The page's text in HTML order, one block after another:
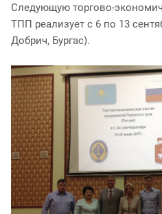
Следующую торгово-
ТПП реализует с 6 по 13
Добрич, Бургас).